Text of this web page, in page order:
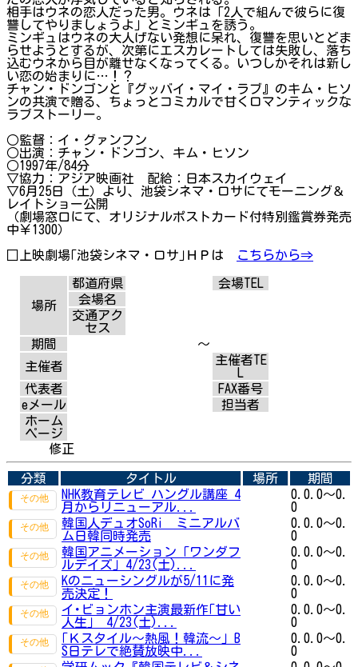
相手はウネの恋人だった男。ウネは「2人で組んで彼らに復
讐してやりましょうよ」とミンギュを誘う。
ミンギュはウネの大人げない発想に呆れ、復讐を思いとどま
らせようとするが、次第にエスカレートしては失敗し、落ち
込むウネから目が離せなくなってくる。いつしかそれは新し
い恋の始まりに…！？
チャン・ドンゴンと『グッバイ・マイ・ラブ』のキム・ヒソ
ンの共演で贈る、ちょっとコミカルで甘くロマンティックな
ラブストーリー。
○監督：イ・グァンフン
○出演：チャン・ドンゴン、キム・ヒソン
○1997年/84分
▽協力：アジア映画社 配給：日本スカイウェイ
▽6月25日（土）より、池袋シネマ・ロサにてモーニング＆
レイトショー公開
（劇場窓口にて、オリジナルポストカード付特別鑑賞券発売
中￥1300）
□上映劇場｢池袋シネマ・ロサ｣ＨＰは
こちらから⇒
場所
都道府県
会場TEL
会場名
交通アク
セス
期間
～
主催者
主催者TE
代表者
FAX番号
eメール
担当者
ホーム
ページ
修正
分類 タイトル 場所
期間
NHK教育テレビ ハングル講座 4
月からリニューアル...
0.0.0～0.
0
韓国人デュオSoRi ミニアルバ
ム日韓同時発売
0.0.0～0.
0
韓国アニメーション「ワンダフ
ルデイズ」4/23(土)...
0.0.0～0.
0
Kのニューシングルが5/11に発
売決定！
0.0.0～0.
0
イ･ビョンホン主演最新作｢甘い
人生｣ 4/23(土)...
0.0.0～0.
0
｢Ｋスタイル～熱風！韓流～｣ B
S日テレで絶賛放映中...
0.0.0～0.
0